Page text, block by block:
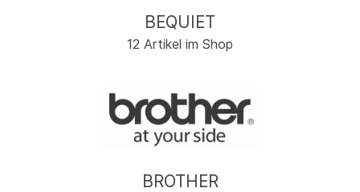
BEQUIET
12 Artikel im Shop
BROTHER